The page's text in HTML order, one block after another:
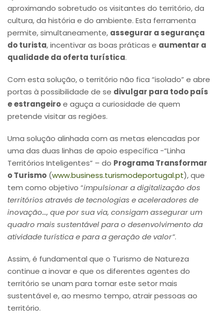
aproximando sobretudo os visitantes do território, da
cultura, da história e do ambiente. Esta ferramenta
permite, simultaneamente, assegurar a segurança
do turista, incentivar as boas práticas e aumentar a
qualidade da oferta turística.
Com esta solução, o território não fica “isolado” e abre
portas à possibilidade de se divulgar para todo país
e estrangeiroe aguça a curiosidade de quem
pretende visitar as regiões.
Uma solução alinhada com as metas elencadas por
uma das duas linhas de apoio específica -“Linha
Territórios Inteligentes” – do Programa Transformar
o Turismo (www.business.turismodeportugal.pt), que
tem como objetivo “impulsionar a digitalização dos
territórios através de tecnologias e aceleradores de
inovação…, que por sua via, consigam assegurar um
quadro mais sustentável para o desenvolvimento da
atividade turística e para a geração de valor”.
Assim, é fundamental que o Turismo de Natureza
continue a inovar e que os diferentes agentes do
território se unam para tornar este setor mais
sustentável e, ao mesmo tempo, atrair pessoas ao
território.